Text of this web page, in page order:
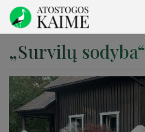
„Survilų sodyba“